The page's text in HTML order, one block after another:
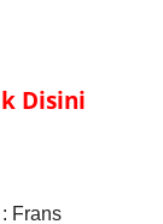
Disini
Frans